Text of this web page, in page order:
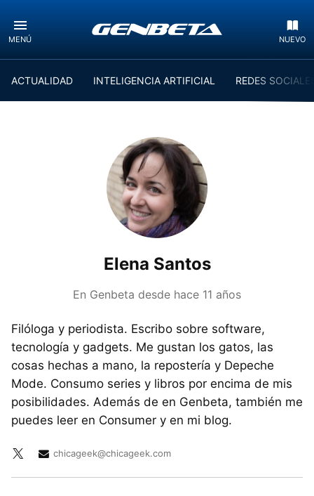
MENÚ NUEVO
ACTUALIDAD INTELIGENCIA ARTIFICIAL REDES
Elena Santos
En Genbeta desde hace 11 años
Filóloga y periodista. Escribo sobre software,
tecnología y gadgets. Me gustan los gatos, las
cosas hechas a mano, la repostería y Depeche
Mode. Consumo series y libros por encima de mis
posibilidades. Además de en Genbeta, también me
puedes leer en Consumer y en mi blog.
chicageek@chicageek.com